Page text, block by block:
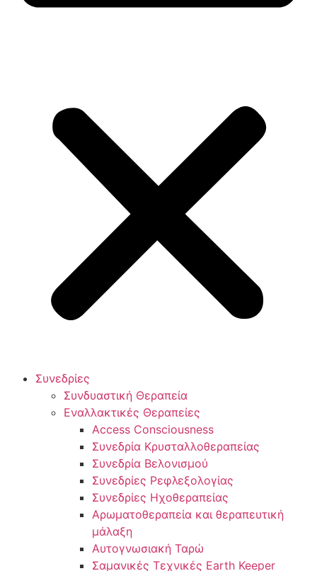
Συνεδρίες
Συνδυαστική Θεραπεία
Εναλλακτικές Θεραπείες
Access Consciousness
Συνεδρία Κρυσταλλοθεραπείας
Συνεδρία Βελονισμού
Συνεδρίες Ρεφλεξολογίας
Συνεδρίες Ηχοθεραπείας
Αρωματοθεραπεία και θεραπευτική
μάλαξη
Αυτογνωσιακή Ταρώ
Σαμανικές Τεχνικές Earth Keeper